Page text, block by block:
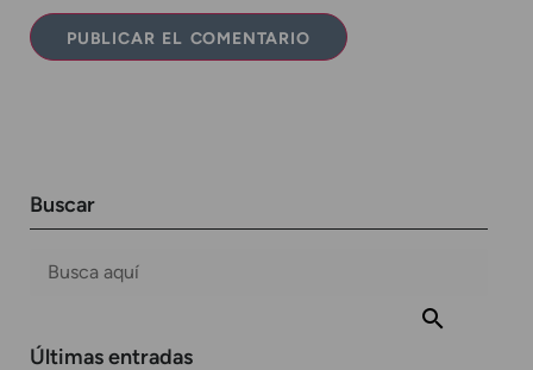
Buscar
Últimas entradas